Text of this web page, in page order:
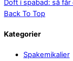
Doft i spabad: så
Back To Top
Kategorier
Spakemikalier